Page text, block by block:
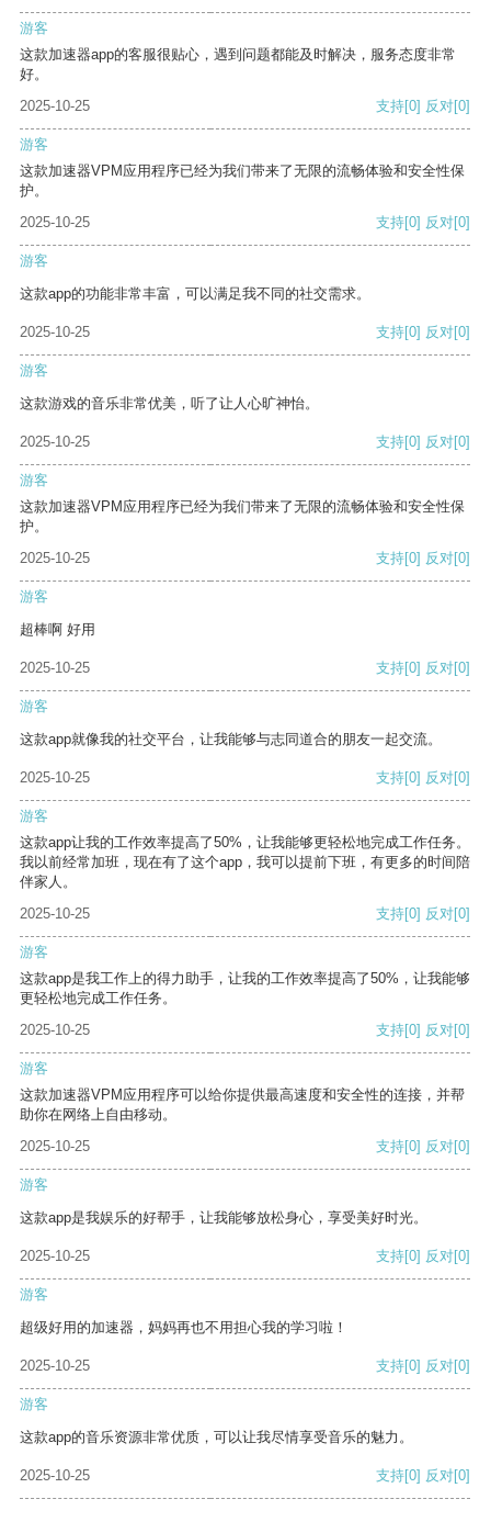
游客
这款加速器app的客服很贴心，遇到问题都能及时解决，服务态度非常
好。
2025-10-25
支持[0] 反对[0]
游客
这款加速器VPM应用程序已经为我们带来了无限的流畅体验和安全性保
护。
2025-10-25
支持[0] 反对[0]
游客
这款app的功能非常丰富，可以满足我不同的社交需求。
2025-10-25 支持[0] 反对[0]
游客
这款游戏的音乐非常优美，听了让人心旷神怡。
2025-10-25 支持[0] 反对[0]
游客
这款加速器VPM应用程序已经为我们带来了无限的流畅体验和安全性保
护。
2025-10-25
支持[0] 反对[0]
游客
超棒啊 好用
2025-10-25 支持[0] 反对[0]
游客
这款app就像我的社交平台，让我能够与志同道合的朋友一起交流。
2025-10-25 支持[0] 反对[0]
游客
这款app让我的工作效率提高了50%，让我能够更轻松地完成工作任务。
我以前经常加班，现在有了这个app，我可以提前下班，有更多的时间陪
伴家人。
2025-10-25
支持[0] 反对[0]
游客
这款app是我工作上的得力助手，让我的工作效率提高了50%，让我能够
更轻松地完成工作任务。
2025-10-25
支持[0] 反对[0]
游客
这款加速器VPM应用程序可以给你提供最高速度和安全性的连接，并帮
助你在网络上自由移动。
2025-10-25
支持[0] 反对[0]
游客
这款app是我娱乐的好帮手，让我能够放松身心，享受美好时光。
2025-10-25 支持[0] 反对[0]
游客
超级好用的加速器，妈妈再也不用担心我的学习啦！
2025-10-25 支持[0] 反对[0]
游客
这款app的音乐资源非常优质，可以让我尽情享受音乐的魅力。
2025-10-25 支持[0] 反对[0]